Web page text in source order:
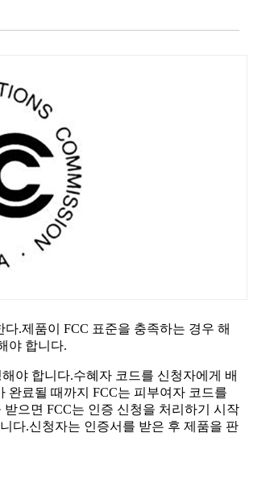
.제품이 FCC 표준을 충족하는 경우 해
야 합니다.
야 합니다.수혜자 코드를 신청자에게 배
완료될 때까지 FCC는 피부여자 코드를
으면 FCC는 인증 신청을 처리하기 시작
다.신청자는 인증서를 받은 후 제품을 판